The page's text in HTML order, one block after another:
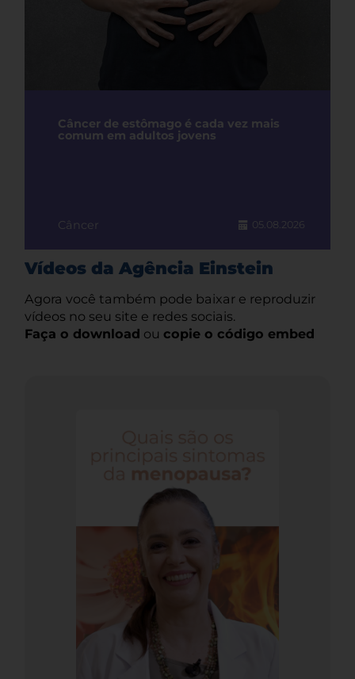
Câncer de estômago é cada vez mais
comum em adultos jovens
Câncer 05.08.2026
Vídeos da Agência Einstein
Agora você também pode baixar e reproduzir
vídeos no seu site e redes sociais.
Faça o download ou copie o código embed